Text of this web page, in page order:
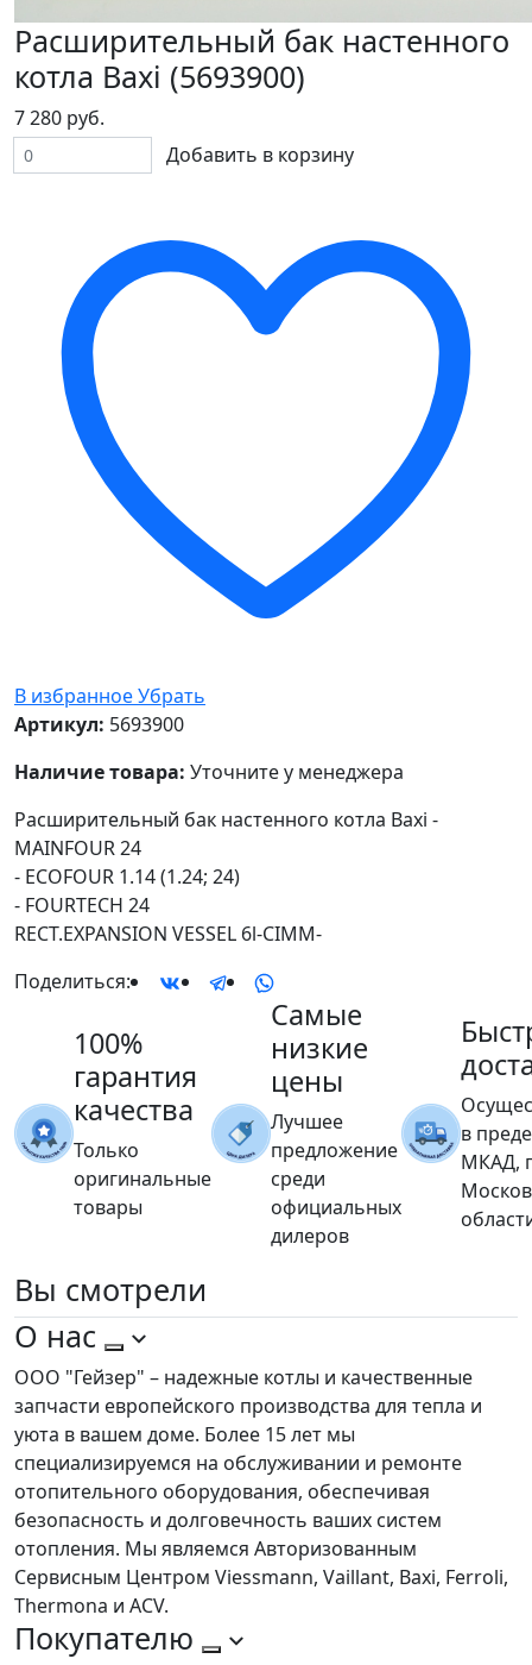
Расширительный бак настенного
котла Baxi (5693900)
7 280 руб.
Добавить в корзину
В избранноеУбрать
Артикул: 5693900
Наличие товара: Уточните у менеджера
Расширительный бак настенного котла Baxi -
MAINFOUR 24
- ECOFOUR 1.14 (1.24; 24)
- FOURTECH 24
RECT.EXPANSION VESSEL 6l-CIMM-
Поделиться:
100%
гарантия
качества
Только
оригинальные
товары
Самые
низкие
цены
Лучшее
предложение
среди
официальных
дилеров
в
МКАД,
Вы смотрели
О нас
ООО "Гейзер" – надежные котлы и качественные
запчасти европейского производства для тепла и
уюта в вашем доме. Более 15 лет мы
специализируемся на обслуживании и ремонте
отопительного оборудования, обеспечивая
безопасность и долговечность ваших систем
отопления. Мы являемся Авторизованным
Сервисным Центром Viessmann, Vaillant, Baxi, Ferroli,
Thermona и ACV.
Покупателю